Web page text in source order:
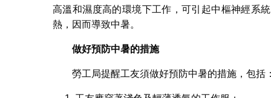
高溫和濕度高的環境下工作，可引起中樞神經系
熱，因而導致中暑。
做好預防中暑的措施
勞工局提醒工友須做好預防中暑的措施，包括